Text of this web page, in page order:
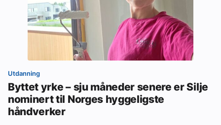
Utdanning
Byttet yrke – sju måneder senere er Silje
nominert til Norges hyggeligste
håndverker